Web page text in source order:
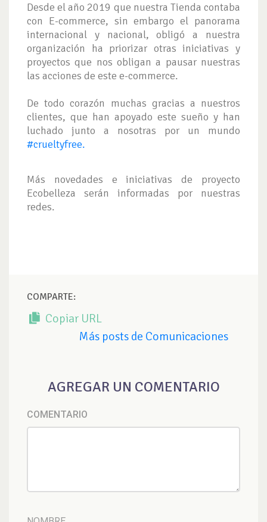
Desde el año 2019 que nuestra Tienda contaba
con E-commerce, sin embargo el panorama
internacional y nacional, obligó a nuestra
organización ha priorizar otras iniciativas y
proyectos que nos obligan a pausar nuestras
las acciones de este e-commerce.
De todo corazón muchas gracias a nuestros
clientes, que han apoyado este sueño y han
luchado junto a nosotras por un mundo
#crueltyfree.
Más novedades e iniciativas de proyecto
Ecobelleza serán informadas por nuestras
redes.
COMPARTE:
Copiar URL
Más posts de Comunicaciones
AGREGAR UN COMENTARIO
COMENTARIO